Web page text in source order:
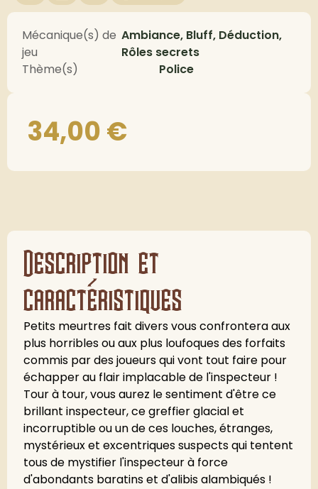
Mécanique(s) de
jeu
Ambiance, Bluff, Déduction,
Rôles secrets
Thème(s)
Police
34,00€
Description et
caractéristiques
Petits meurtres fait divers vous confrontera aux
plus horribles ou aux plus loufoques des forfaits
commis par des joueurs qui vont tout faire pour
échapper au flair implacable de l'inspecteur !
Tour à tour, vous aurez le sentiment d'être ce
brillant inspecteur, ce greffier glacial et
incorruptible ou un de ces louches, étranges,
mystérieux et excentriques suspects qui tentent
tous de mystifier l'inspecteur à force
d'abondants baratins et d'alibis alambiqués !